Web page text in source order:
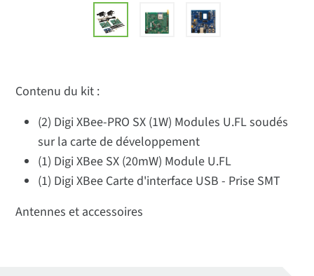
Contenu du kit :
(2) Digi XBee-PRO SX (1W) Modules U.FL soudés
sur la carte de développement
(1) Digi XBee SX (20mW) Module U.FL
(1) Digi XBee Carte d'interface USB - Prise SMT
Antennes et accessoires